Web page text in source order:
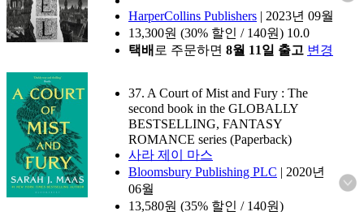
HarperCollins Publishers | 2023년 09월
13,300원 (30% 할인 / 140원) 10.0
택배 로 주문하면 8월 11일 출고 변경
37. A Court of Mist and Fury : The
second book in the GLOBALLY
BESTSELLING, FANTASY
ROMANCE series (Paperback)
사라 제이 마스
Bloomsbury Publishing PLC | 2020년
06월
13,580원 (35% 할인 / 140원)